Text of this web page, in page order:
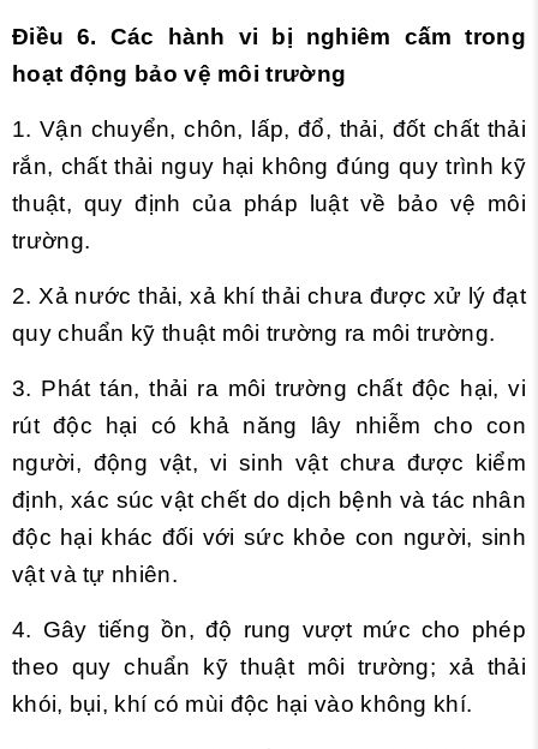
Điều 6. Các hành vi bị nghiêm cấm trong
hoạt động bảo vệ môi trường
1. Vận chuyển, chôn, lấp, đổ, thải, đốt chất thải
rắn, chất thải nguy hại không đúng quy trình kỹ
thuật, quy định của pháp luật về bảo vệ môi
trường.
2. Xả nước thải, xả khí thải chưa được xử lý đạt
quy chuẩn kỹ thuật môi trường ra môi trường.
3. Phát tán, thải ra môi trường chất độc hại, vi
rút độc hại có khả năng lây nhiễm cho con
người, động vật, vi sinh vật chưa được kiểm
định, xác súc vật chết do dịch bệnh và tác nhân
độc hại khác đối với sức khỏe con người, sinh
vật và tự nhiên.
4. Gây tiếng ồn, độ rung vượt mức cho phép
theo quy chuẩn kỹ thuật môi trường; xả thải
khói, bụi, khí có mùi độc hại vào không khí.